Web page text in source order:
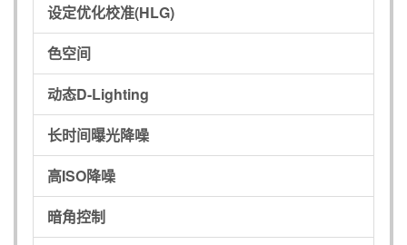
设定优化校准(HLG)
色空间
动态D-Lighting
长时间曝光降噪
高ISO降噪
暗角控制